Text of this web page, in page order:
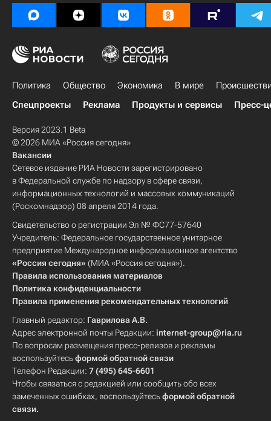
Политика Общество Экономика В мире
Спецпроекты
Реклама Продукты и сервисы Пресс-
Версия 2023.1 Beta
© 2026 МИА «Россия сегодня»
Вакансии
Сетевое издание РИА Новости зарегистрировано
в Федеральной службе по надзору в сфере связи,
информационных технологий и массовых коммуникаций
(Роскомнадзор) 08 апреля 2014 года.
Свидетельство о регистрации Эл № ФС77-57640
Учредитель: Федеральное государственное унитарное
предприятие Международное информационное агентство
«Россия сегодня» (МИА «Россия сегодня»).
Правила использования материалов
Политика конфиденциальности
Правила применения рекомендательных технологий
Главный редактор: Гаврилова А.В.
Адрес электронной почты Редакции: internet-group@ria.ru
По вопросам размещения пресс-релизов и рекламы
воспользуйтесьформой обратной связи
Телефон Редакции: 7 (495) 645-6601
Чтобы связаться с редакцией или сообщить обо всех
замеченных ошибках, воспользуйтесьформой обратной
связи.